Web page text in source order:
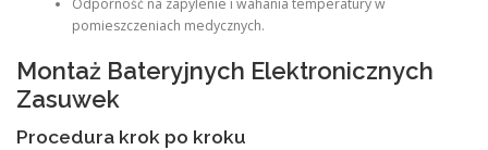
pomieszczeniach medycznych.
Montaż Bateryjnych Elektronicznych
Zasuwek
Procedura krok po kroku